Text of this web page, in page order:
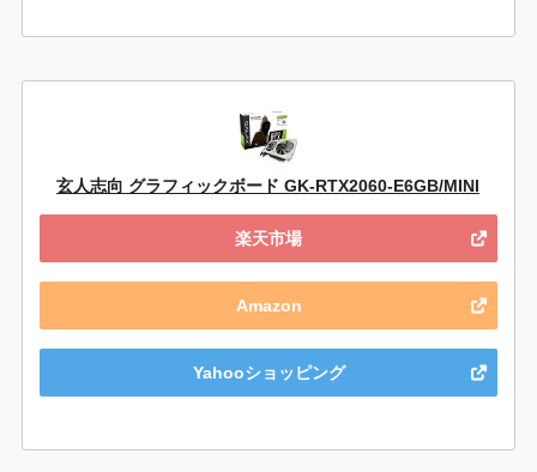
玄人志向 グラフィックボード GK-RTX2060-E6GB/MINI
楽天市場
Amazon
Yahooショッピング